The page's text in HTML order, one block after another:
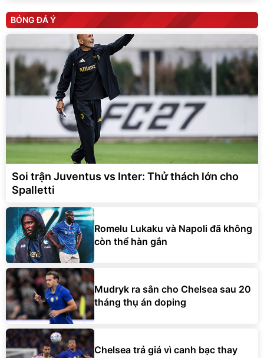
BÓNG ĐÁ Ý
Soi trận Juventus vs Inter: Thử thách lớn cho
Spalletti
Romelu Lukaku và Napoli đã không
còn thể hàn gắn
Mudryk ra sân cho Chelsea sau 20
tháng thụ án doping
Chelsea trả giá vì canh bạc thay